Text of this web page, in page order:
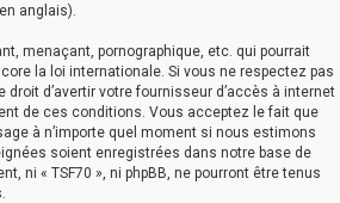
anglais).
menaçant, pornographique, etc. qui pourrait
la loi internationale. Si vous ne respectez pas
d’avertir votre fournisseur d’accès à internet
de ces conditions. Vous acceptez le fait que
à n’importe quel moment si nous estimons
soient enregistrées dans notre base de
ni « TSF70 », ni phpBB, ne pourront être tenus